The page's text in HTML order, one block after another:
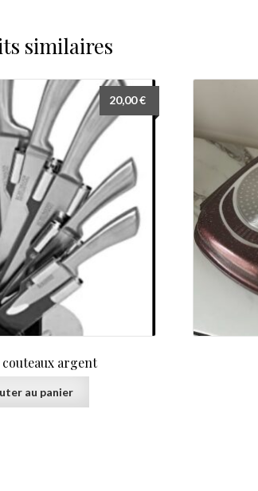
similaires
couteaux argent
20,00€
au panier